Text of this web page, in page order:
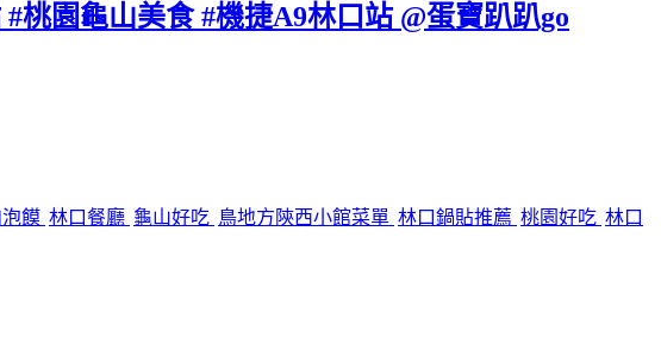
桃園龜山美食 #機捷A9林口站 @蛋寶趴趴go
饃 林口餐廳 龜山好吃 鳥地方陝西小館菜單 林口鍋貼推薦 桃園好吃 林口